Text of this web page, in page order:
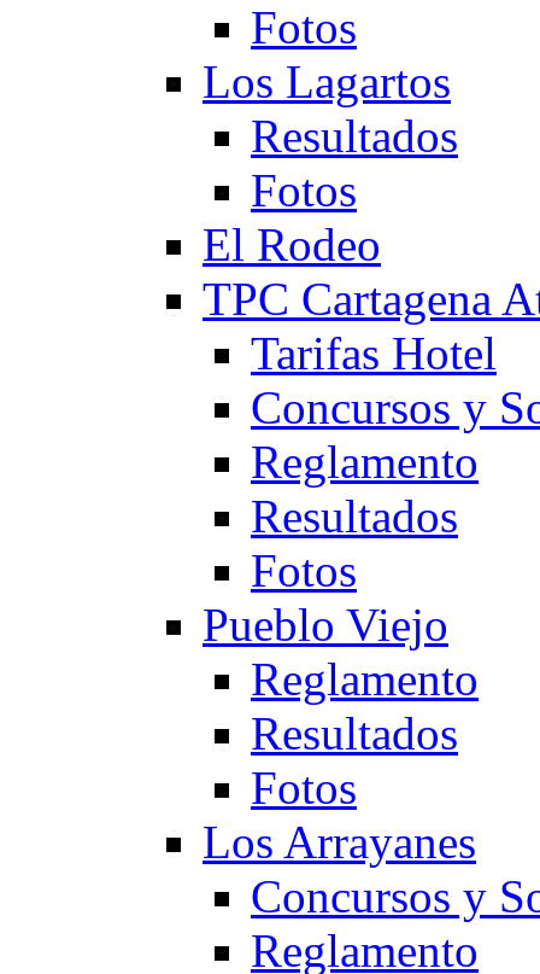
Fotos
Los Lagartos
Resultados
Fotos
El Rodeo
TPC Cartagena
Tarifas Hotel
Concursos y
Reglamento
Resultados
Fotos
Pueblo Viejo
Reglamento
Resultados
Fotos
Los Arrayanes
Concursos y
Reglamento